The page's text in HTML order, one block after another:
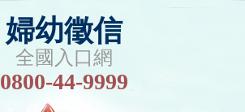
婦幼徵信
全國入口網
0800-44-9999